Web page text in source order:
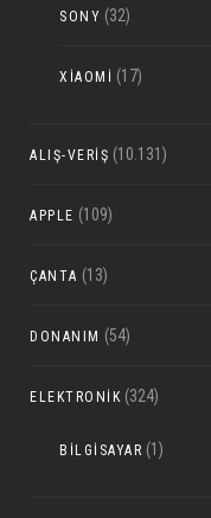
SONY (32)
XIAOMI (17)
ALIŞ-VERIŞ (10.131)
APPLE (109)
ÇANTA (13)
DONANIM (54)
ELEKTRONIK (324)
BILGISAYAR (1)